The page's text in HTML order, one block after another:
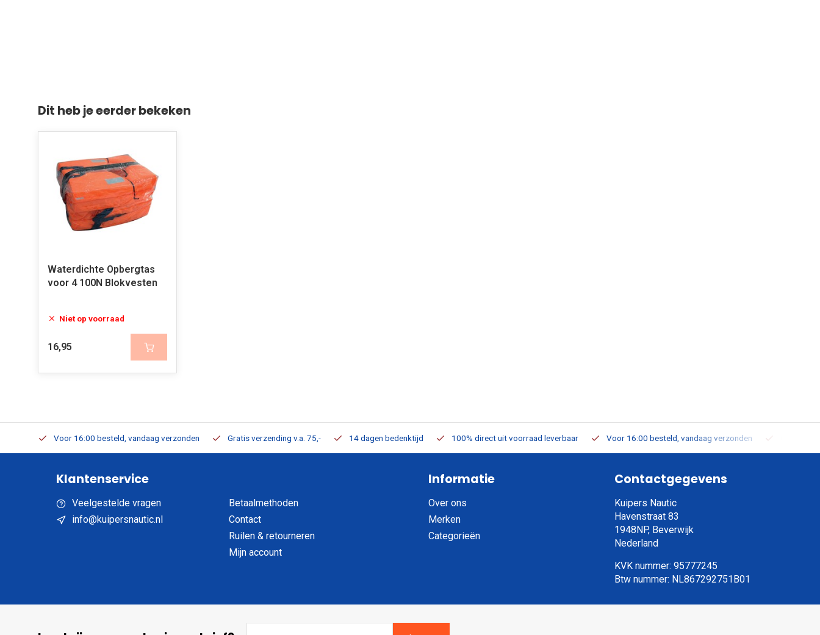
Dit heb je eerder bekeken
Waterdichte Opbergtas
voor 4 100N Blokvesten
Niet op voorraad
16,95
Voor 16:00 besteld, vandaag verzonden Gratis verzending v.a. 75,- 14 dagen bedenktijd 100% direct uit voorraad leverbaar Voor 16:00 besteld, vandaag verzonden
Klantenservice
Veelgestelde vragen
info@kuipersnautic.nl
Betaalmethoden
Contact
Ruilen & retourneren
Mijn account
Informatie
Over ons
Merken
Categorieën
Contactgegevens
Kuipers Nautic
Havenstraat 83
1948NP, Beverwijk
Nederland
KVK nummer: 95777245
Btw nummer: NL867292751B01